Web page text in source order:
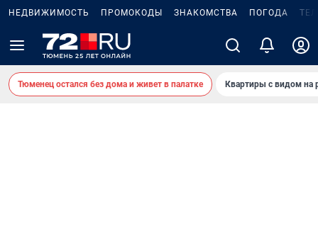
НЕДВИЖИМОСТЬ ПРОМОКОДЫ ЗНАКОМСТВА ПОГОДА
Тюменец остался без дома и живет в палатке Квартиры с видом на